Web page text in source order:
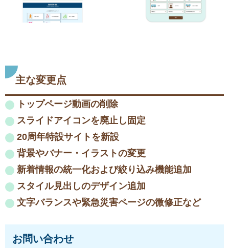
主な変更点
トップページ動画の削除
スライドアイコンを廃止し固定
20周年特設サイトを新設
背景やバナー・イラストの変更
新着情報の統一化および絞り込み機能追加
スタイル見出しのデザイン追加
文字バランスや緊急災害ページの微修正など
お問い合わせ